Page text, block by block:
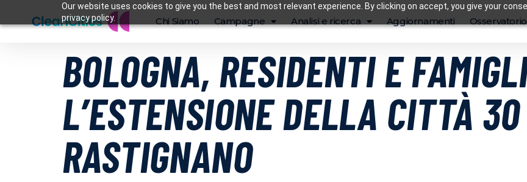
Our website uses cookies to give you the best and most relevant experience. By clicking on accept, you give your
privacy policy.
Chi Siamo Campagne Analisi e ricerca Aggiornamenti
BOLOGNA, RESIDENTI E
L’ESTENSIONE DELLA CITTÀ
RASTIGNANO